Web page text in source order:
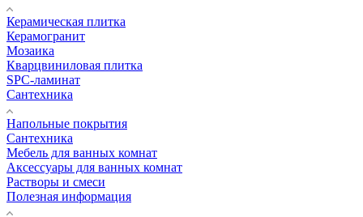
Керамическая плитка
Керамогранит
Мозаика
Кварцвиниловая плитка
SPC-ламинат
Сантехника
Напольные покрытия
Сантехника
Мебель для ванных комнат
Аксессуары для ванных комнат
Растворы и смеси
Полезная информация